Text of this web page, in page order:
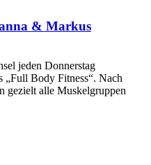
& Markus
jeden Donnerstag
Body Fitness“. Nach
gezielt alle Muskelgruppen